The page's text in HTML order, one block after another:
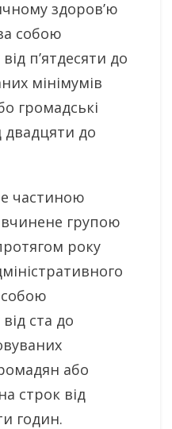
здоров’ю
собою
п’ятдесяти до
мінімумів
громадські
двадцяти до
частиною
вчинене групою
року
собою
ста до
або
строк від
годин.